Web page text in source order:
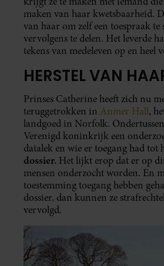
maken van haar kwetsbaarheid.
van haar om zelf een toespraak
vervolgens te delen. Het leverde
tekens van medeleven op en heel
HERSTEL VAN
Prinses Catherine heeft zich nu
teruggetrokken in Anmer Hall,
landgoed in Norfolk.
Verenigd koninkrijk een
datalek en wie er toegang had tot
dossier. Het lijkt erop dat er op
mensen onderzocht worden. En
toestemming toegang hebben
dossier, dan kunnen ze
vervolgd.